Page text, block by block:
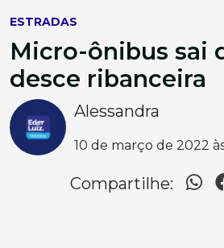
ESTRADAS
Micro-ônibus sai
desce ribanceira
Alessandra
10 de março de 2022
Compartilhe: